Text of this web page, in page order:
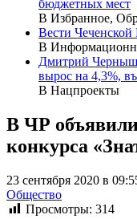
бюджетных мест
В Избранное,
Вести Чеченской
В
Дмитрий
вырос на 4,3%,
В Нацпроекты
В ЧР объявили
конкурса
23 сентября 2020 в
Общество
Просмотры: 314